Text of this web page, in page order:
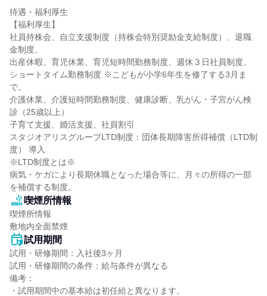
待遇・福利厚生
【福利厚生】
社員持株会、自立支援制度（持株会特別奨励金支給制度）、退職
金制度、
出産休暇、育児休業、育児短時間勤務制度、週休３日社員制度、
ショートタイム勤務制度 ※こどもが小学6年生を修了する3月ま
で。
介護休業、介護短時間勤務制度、健康診断、乳がん・子宮がん検
診（25歳以上）
子育て支援、婚活支援、社員割引
スタジオアリスグループLTD制度：団体長期障害所得補償（LTD制
度） 導入
※LTD制度とは※
病気・ケガにより長期休職となった場合等に、月々の所得の一部
を補償する制度。
喫煙所情報
喫煙所情報
敷地内全面禁煙
試用期間
試用・研修期間：入社後3ヶ月
試用・研修期間の条件：給与条件が異なる
備考：
・試用期間中の基本給は初任給と異なります。